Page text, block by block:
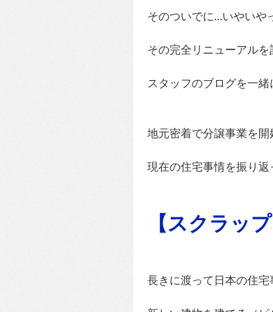
そのついでに...いやいや
その完全リニューアルを
スタッフのブログを一
地元密着で分譲事業を開
現在の住宅事情を振り返
【スクラッ
長きに渡って日本の住宅